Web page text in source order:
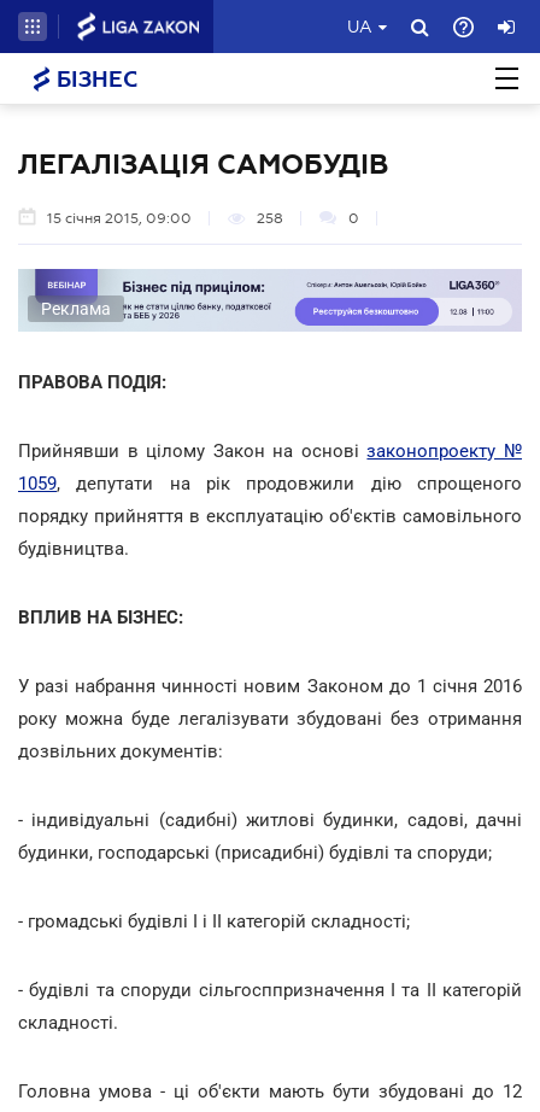
UA
БІЗНЕС
ЛЕГАЛІЗАЦІЯ САМОБУДІВ
15 січня 2015, 09:00 258 0
Реклама
ПРАВОВА ПОДІЯ:
Прийнявши в цілому Закон на основізаконопроекту №
1059, депутати на рік продовжили дію спрощеного
порядку прийняття в експлуатацію об'єктів самовільного
будівництва.
ВПЛИВ НА БІЗНЕС:
У разі набрання чинності новим Законом до 1 січня 2016
року можна буде легалізувати збудовані без отримання
дозвільних документів:
- індивідуальні (садибні) житлові будинки, садові, дачні
будинки, господарські (присадибні) будівлі та споруди;
- громадські будівлі I і II категорій складності;
- будівлі та споруди сільгосппризначення I та II категорій
складності.
Головна умова - ці об'єкти мають бути збудовані до 12